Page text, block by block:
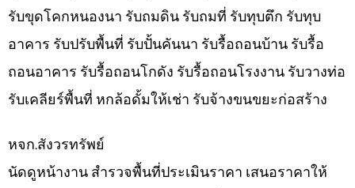
รับขุดโคกหนองนา รับถมดิน รับถมที่ รับทุบตึก รับทุบ
อาคาร รับปรับพื้นที่ รับปั้นคันนา รับรื้อถอนบ้าน รับรื้อ
ถอนอาคาร รับรื้อถอนโกดัง รับรื้อถอนโรงงาน รับวางท่อ
รับเคลียร์พื้นที่ หกล้อดั้มให้เช่า รับจ้างขนขยะก่อสร้าง
หจก.สังวรทรัพย์
นัดดูหน้างาน สำรวจพื้นที่ประเมินราคา เสนอราคาให้